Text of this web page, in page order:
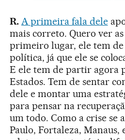
R. A primeira fala dele
mais correto. Quero ver as
primeiro lugar, ele tem de
política, já que ele se
E ele tem de partir agora
Estados. Tem de sentar
dele e montar uma
para pensar na
um todo. Como a crise se
Paulo, Fortaleza, Manaus,